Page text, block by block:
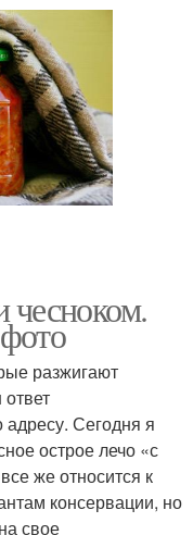
чесноком.
разжигают
Сегодня я
острое лечо «с
же относится к
консервации, но
свое